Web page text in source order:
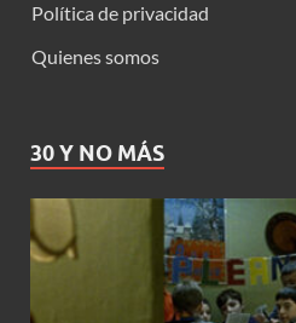
Política de privacidad
Quienes somos
30 Y NO MÁS